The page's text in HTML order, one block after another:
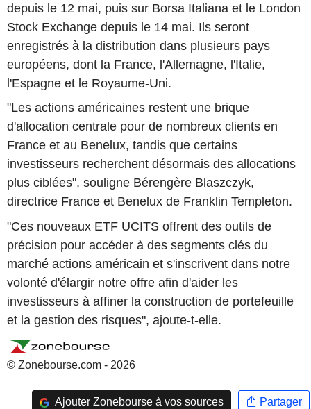
depuis le 12 mai, puis sur Borsa Italiana et le London
Stock Exchange depuis le 14 mai. Ils seront
enregistrés à la distribution dans plusieurs pays
européens, dont la France, l'Allemagne, l'Italie,
l'Espagne et le Royaume-Uni.
"Les actions américaines restent une brique
d'allocation centrale pour de nombreux clients en
France et au Benelux, tandis que certains
investisseurs recherchent désormais des allocations
plus ciblées", souligne Bérengère Blaszczyk,
directrice France et Benelux de Franklin Templeton.
"Ces nouveaux ETF UCITS offrent des outils de
précision pour accéder à des segments clés du
marché actions américain et s'inscrivent dans notre
volonté d'élargir notre offre afin d'aider les
investisseurs à affiner la construction de portefeuille
et la gestion des risques", ajoute-t-elle.
© Zonebourse.com - 2026
Ajouter Zonebourse à vos sources Partager